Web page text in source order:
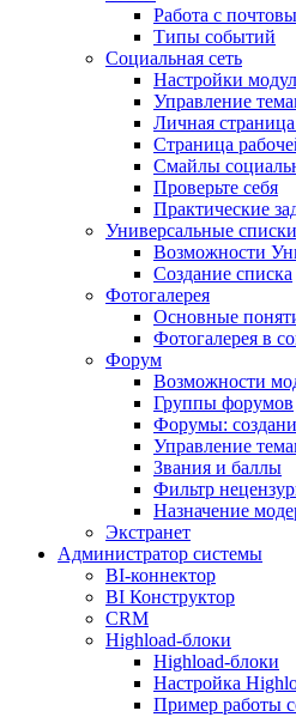
Работа с
Типы событий
Социальная сеть
Настройки
Управление
Личная
Страница
Смайлы
Проверьте себя
Практические
Универсальные списки
Возможности
Создание списка
Фотогалерея
Основные
Фотогалерея в
Форум
Возможности
Группы форумов
Форумы:
Управление
Звания и баллы
Фильтр
Назначение
Экстранет
Администратор системы
BI-коннектор
BI Конструктор
CRM
Highload-блоки
Highload-блоки
Настройка
Пример работы